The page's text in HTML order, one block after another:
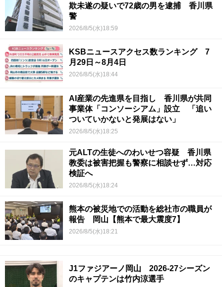
欺未遂の疑いで72歳の男を逮捕 香川県
警
2026/8/5(水)18:59
KSBニュースアクセス数ランキング 7
月29日～8月4日
2026/8/5(水)18:44
AI産業の先進県を目指し 香川県が共同
事業体「コンソーシアム」設立 「追い
ついていかないと発展はない」
2026/8/5(水)18:25
元ALTの生徒へのわいせつ容疑 香川県
教委は被害把握も警察に相談せず…対応
検証へ
2026/8/5(水)18:24
熊本の被災地での活動を総社市の職員が
報告 岡山【熊本で最大震度7】
2026/8/5(水)18:21
J1ファジアーノ岡山 2026-27シーズン
のキャプテンは竹内涼選手